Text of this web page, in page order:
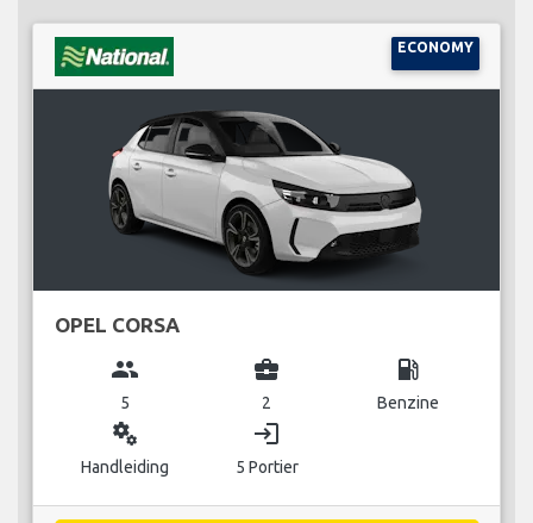
ECONOMY
OPEL CORSA
group
5
business_center
2
local_gas_station
Benzine
miscellaneous_services
Handleiding
login
5 Portier